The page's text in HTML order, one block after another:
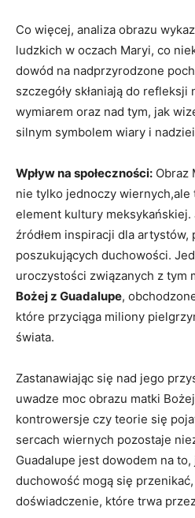
Co więcej, analiza obrazu
ludzkich w oczach Maryi, co
dowód na nadprzyrodzone
⁢szczegóły skłaniają do
wymiarem oraz nad tym, jak
silnym symbolem wiary i​
Wpływ na społeczności: Obraz
nie tylko jednoczy wiernych,ale
element​ kultury ⁢meksykańskiej.​
źródłem inspiracji dla artystów,
poszukujących duchowości.
uroczystości związanych z ⁢tym
Bożej z Guadalupe,
które przyciąga miliony
świata.
Zastanawiając​ się nad‍ jego
uwadze moc‍ obrazu matki
‍kontrowersje czy teorie się
sercach wiernych pozostaje
Guadalupe jest dowodem na to,​
duchowość mogą się
doświadczenie, które trwa